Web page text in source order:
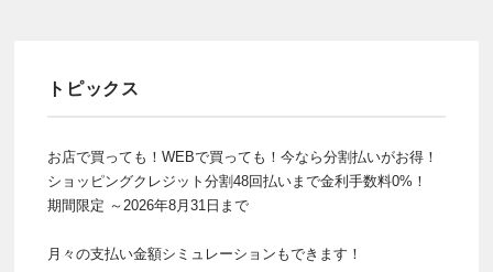
トピックス
お店で買っても！WEBで買っても！今なら分割払いがお得！
ショッピングクレジット分割48回払いまで金利手数料0%！
期間限定 ～2026年8月31日まで
月々の支払い金額シミュレーションもできます！